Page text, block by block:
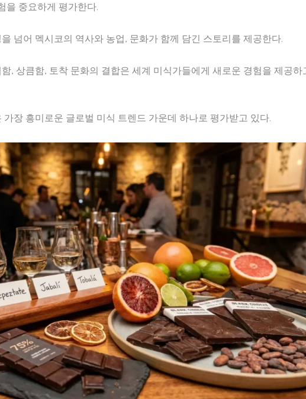
을 중요하게 평가한다.
넘어 멕시코의 역사와 농업, 문화가 함께 담긴 스토리를 제공한다.
, 상큼함, 토착 문화의 결합은 세계 미식가들에게 새로운 경험을 제공하
장 흥미로운 글로벌 미식 트렌드 가운데 하나로 평가받고 있다.